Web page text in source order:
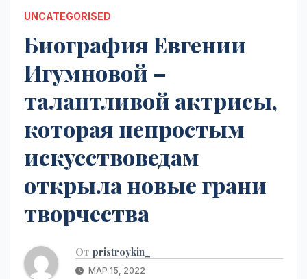
UNCATEGORISED
Биография Евгении
Игумновой –
талантливой актрисы,
которая непростым
искусствоведам
открыла новые грани
творчества
От pristroykin_
МАР 15, 2022